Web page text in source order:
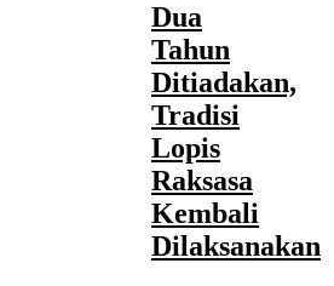
Dua
Tahun
Ditiadakan,
Tradisi
Lopis
Raksasa
Kembali
Dilaksanakan